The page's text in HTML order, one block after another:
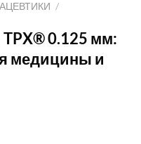
/
TPX® 0.125 мм:
медицины и